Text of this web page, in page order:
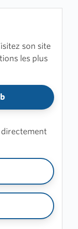
son site
les plus